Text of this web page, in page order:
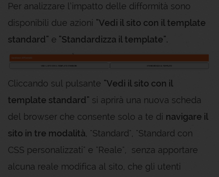
Per analizzare l’impatto delle difformità sono
disponibili due azioni "Vedi il sito con il template
standard" e "Standardizza il template".
Cliccando sul pulsante "Vedi il sito con il
template standard" si aprirà una nuova scheda
del browser che consente solo a te di navigare il
sito in tre modalità , "Standard", "Standard con
CSS personalizzati" e "Reale", senza apportare
alcuna reale modifica al sito, che gli utenti